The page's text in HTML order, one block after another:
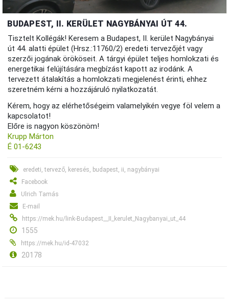
BUDAPEST, II. KERÜLET NAGYBÁNYAI ÚT 44.
Tisztelt Kollégák! Keresem a Budapest, II. kerület Nagybányai
út 44. alatti épület (Hrsz.:11760/2) eredeti tervezőjét vagy
szerzői jogának örököseit. A tárgyi épület teljes homlokzati és
energetikai felújítására megbízást kapott az irodánk. A
tervezett átalakítás a homlokzati megjelenést érinti, ehhez
szeretném kérni a hozzájáruló nyilatkozatát.
Kérem, hogy az elérhetőségeim valamelyikén vegye föl velem a
kapcsolatot!
Előre is nagyon köszönöm!
Krupp Márton
É 01-6243
eredeti, tervező, keresés, budapest, ii, nagybányai
Facebook
Ulrich Tamás
E-mail
https://mek.hu/link-Budapest__II_kerulet_Nagybanyai_ut_44
1555
https://mek.hu/id-47032
20178